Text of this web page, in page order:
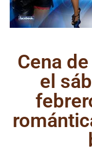
Cena
el